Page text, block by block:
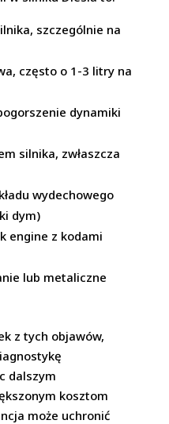
szczególnie na
często o 1-3 litry na
dynamiki
silnika, zwłaszcza
wydechowego
dym)
engine z kodami
lub metaliczne
z tych objawów,
dalszym
kosztom
może uchronić